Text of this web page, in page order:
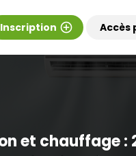
Inscription add_circle_outline Accès
et chauffage :